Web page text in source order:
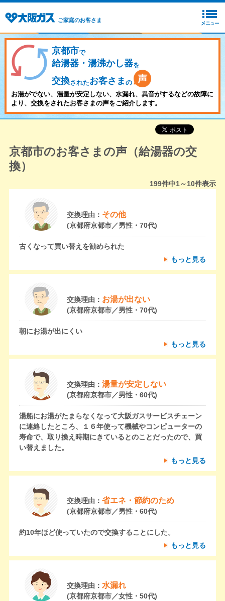
ご家庭のお客さま
京都市で
給湯器・湯沸かし器を
交換されたお客さま の
お湯がでない、湯量が安定しない、水漏れ、異音がするなどの故障に
より、交換をされたお客さまの声をご紹介します。
京都市のお客さまの声（給湯器の交
換）
199件中1～10件表示
交換理由： その他
(京都府京都市／男性・70代)
古くなって買い替えを勧められた
もっと見る
交換理由： お湯が出ない
(京都府京都市／男性・70代)
朝にお湯が出にくい
もっと見る
交換理由： 湯量が安定しない
(京都府京都市／男性・60代)
湯船にお湯がたまらなくなって大阪ガスサービスチェーン
に連絡したところ、１６年使って機械やコンピューターの
寿命で、取り換え時期にきているとのことだったので、買
い替えました。
もっと見る
交換理由： 省エネ・節約のため
(京都府京都市／男性・60代)
約10年ほど使っていたので交換することにした。
もっと見る
交換理由： 水漏れ
(京都府京都市／女性・50代)